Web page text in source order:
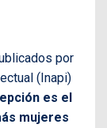
por
(Inapi)
es el
mujeres